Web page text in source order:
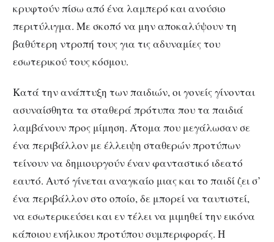
κρυφτούν πίσω από ένα λαμπερό και ανούσιο
περιτύλιγμα. Με σκοπό να μην αποκαλύψουν τη
βαθύτερη ντροπή τους για τις αδυναμίες του
εσωτερικού τους κόσμου.
Κατά την ανάπτυξη των παιδιών, οι γονείς γίνονται
ασυναίσθητα τα σταθερά πρότυπα που τα παιδιά
λαμβάνουν προς μίμηση. Άτομα που μεγάλωσαν σε
ένα περιβάλλον με έλλειψη σταθερών προτύπων
τείνουν να δημιουργούν έναν φανταστικό ιδεατό
εαυτό. Αυτό γίνεται αναγκαίο μιας και το παιδί ζει σ’
ένα περιβάλλον στο οποίο, δε μπορεί να ταυτιστεί,
να εσωτερικεύσει και εν τέλει να μιμηθεί την εικόνα
κάποιου ενήλικου προτύπου συμπεριφοράς. Η